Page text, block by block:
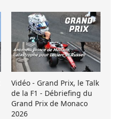
Vidéo - Grand Prix, le Talk
de la F1 - Débriefing du
Grand Prix de Monaco
2026